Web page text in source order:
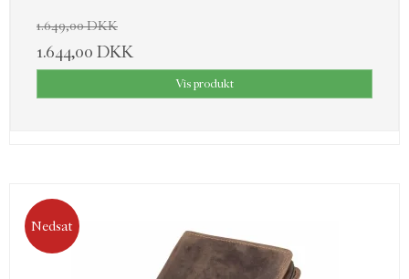
1.649,00 DKK
1.644,00 DKK
Vis produkt
Nedsat